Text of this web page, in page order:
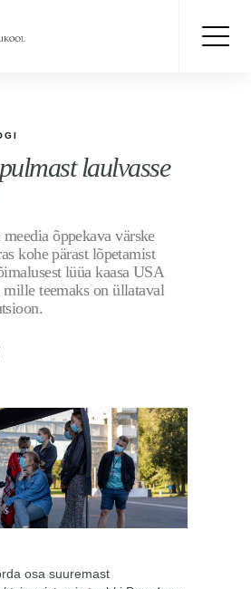
laulvasse
õppekava värske
kohe pärast lõpetamist
lüüa kaasa USA
teemaks on üllataval
osa suuremast